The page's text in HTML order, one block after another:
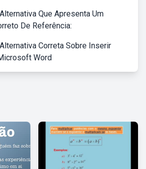
Que Apresenta Um
De Referência:
Correta Sobre Inserir
Word